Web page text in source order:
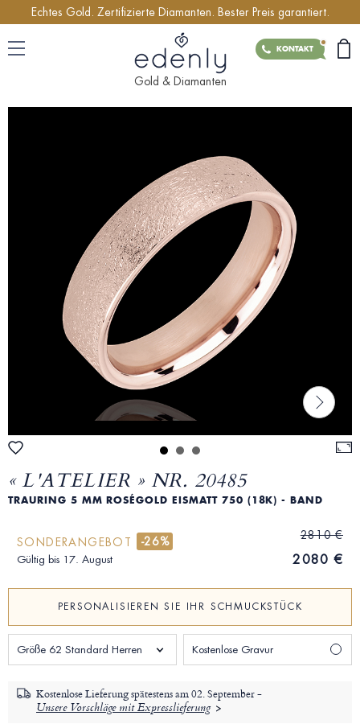
Echtes Gold. Zertifizierte Diamanten. Bester Preis garantiert.
KONTAKT
Gold & Diamanten
« L'ATELIER » NR. 20485
TRAURING 5 MM ROSÉGOLD EISMATT 750 (18K) - BAND
SONDERANGEBOT -26%
Gültig bis 17. August
2810 €
2080 €
PERSONALISIEREN SIE IHR SCHMUCKSTÜCK
Größe 62 Standard Herren Kostenlose Gravur
Kostenlose Lieferung spätestens am02. September -
Unsere Vorschläge mit Expresslieferung